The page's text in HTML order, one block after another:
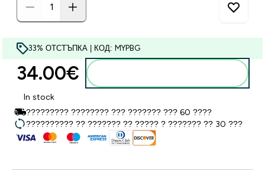
33% ОТСТЪПКА | КОД: MYPBG
34.00€‎
In stock
????????? ???????? ??? ??????? ??? 60 ????
?????????? ?? ??????? ?? ????? ? ??????? ?? 30 ???